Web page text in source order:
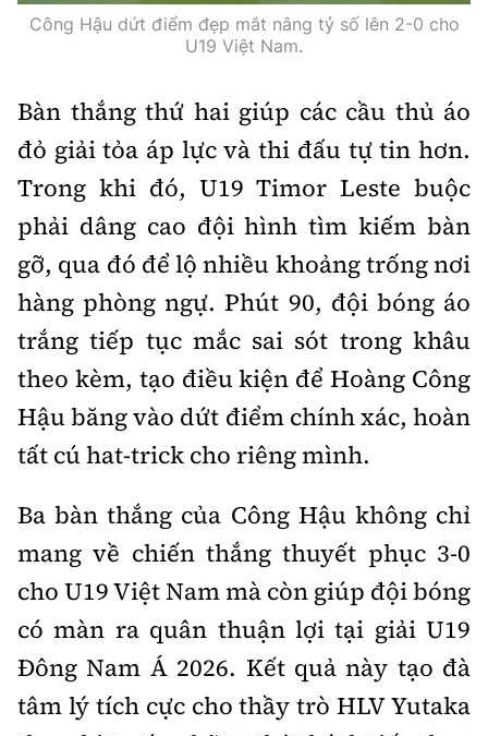
Công Hậu dứt điểm đẹp mắt nâng tỷ số lên 2-0 cho
U19 Việt Nam.
Bàn thắng thứ hai giúp các cầu thủ áo
đỏ giải tỏa áp lực và thi đấu tự tin hơn.
Trong khi đó, U19 Timor Leste buộc
phải dâng cao đội hình tìm kiếm bàn
gỡ, qua đó để lộ nhiều khoảng trống nơi
hàng phòng ngự. Phút 90, đội bóng áo
trắng tiếp tục mắc sai sót trong khâu
theo kèm, tạo điều kiện để Hoàng Công
Hậu băng vào dứt điểm chính xác, hoàn
tất cú hat-trick cho riêng mình.
Ba bàn thắng của Công Hậu không chỉ
mang về chiến thắng thuyết phục 3-0
cho U19 Việt Nam mà còn giúp đội bóng
có màn ra quân thuận lợi tại giải U19
Đông Nam Á 2026. Kết quả này tạo đà
tâm lý tích cực cho thầy trò HLV Yutaka